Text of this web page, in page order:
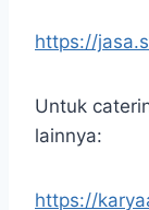
https://
Untuk
lainnya:
https://